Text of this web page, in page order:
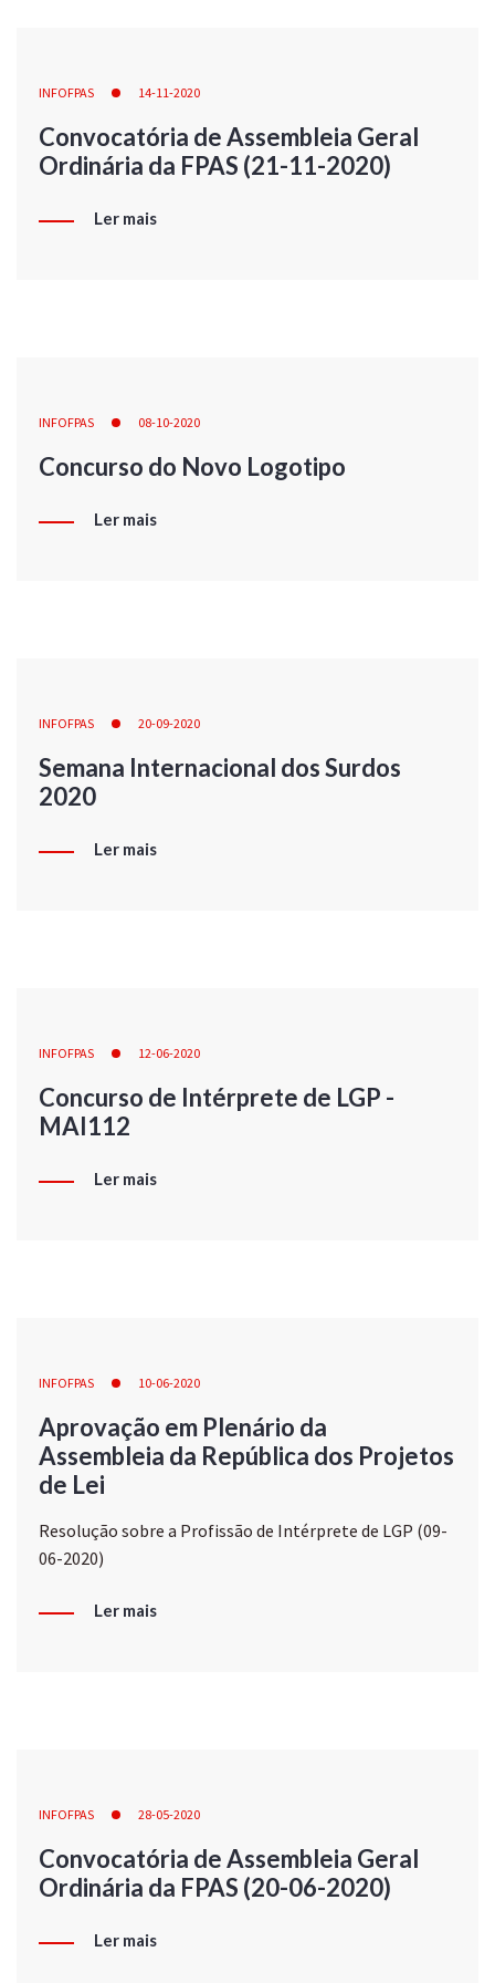
INFOFPAS 14-11-2020
Convocatória de Assembleia Geral
Ordinária da FPAS (21-11-2020)
Ler mais
INFOFPAS 08-10-2020
Concurso do Novo Logotipo
Ler mais
INFOFPAS 20-09-2020
Semana Internacional dos Surdos
2020
Ler mais
INFOFPAS 12-06-2020
Concurso de Intérprete de LGP -
MAI112
Ler mais
INFOFPAS 10-06-2020
Aprovação em Plenário da
Assembleia da República dos Projetos
de Lei
Resolução sobre a Profissão de Intérprete de LGP (09-
06-2020)
Ler mais
INFOFPAS 28-05-2020
Convocatória de Assembleia Geral
Ordinária da FPAS (20-06-2020)
Ler mais